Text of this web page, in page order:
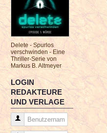
Delete - Spurlos
verschwinden - Eine
Thriller-Serie von
Markus B. Altmeyer
LOGIN
REDAKTEURE
UND VERLAGE
Benutzername